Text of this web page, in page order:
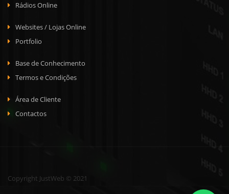
Rádios Online
Websites / Lojas Online
Portfolio
Base de Conhecimento
Termos e Condições
Área de Cliente
Contactos
Copyright JustWeb © 2021